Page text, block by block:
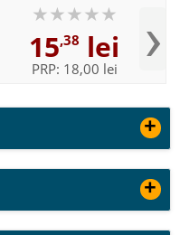
+
+
ieroschimonahul
15,38 lei
PRP: 18,00 lei ›